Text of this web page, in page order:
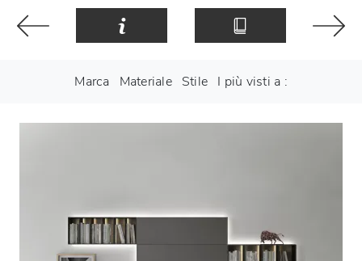
Marca Materiale Stile I più visti a :